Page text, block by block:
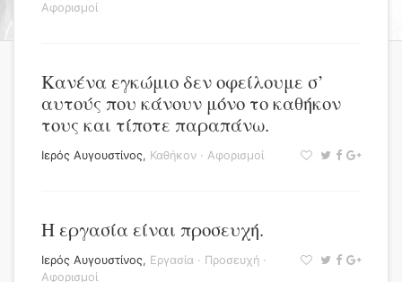
Αφορισμοί
Κανένα εγκώμιο δεν οφείλουμε σ’
αυτούς που κάνουν μόνο το καθήκον
τους και τίποτε παραπάνω.
Ιερός Αυγουστίνος, Καθήκον · Αφορισμοί
Η εργασία είναι προσευχή.
Ιερός Αυγουστίνος, Εργασία · Προσευχή ·
Αφορισμοί